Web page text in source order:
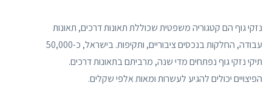
נזקי גוף הם קטגוריה משפטית שכוללת תאונות דרכים, תאונות
עבודה, החלקות בנכסים ציבוריים, ותקיפות. בישראל, כ-50,000
תיקי נזקי גוף נפתחים מדי שנה, מרביתם בתאונות דרכים.
הפיצויים יכולים להגיע לעשרות ומאות אלפי שקלים.